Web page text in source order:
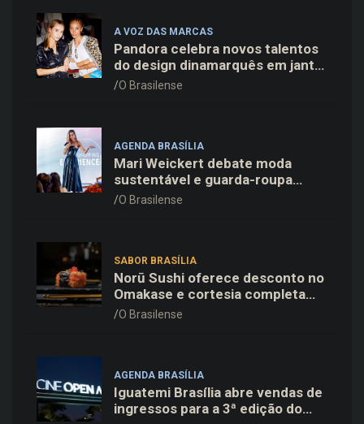
A VOZ DAS MARCAS
Pandora celebra novos talentos
do design dinamarquês em jantar
exclusivo no restaurante Daphne
O Brasilense
AGENDA BRASÍLIA
Mari Weickert debate moda
sustentável e guarda-roupa
inteligente no ParkShopping
O Brasilense
SABOR BRASÍLIA
Norū Sushi oferece desconto no
Omakase e cortesia completa
para os pais neste domingo
O Brasilense
AGENDA BRASÍLIA
Iguatemi Brasília abre vendas de
ingressos para a 3ª edição do